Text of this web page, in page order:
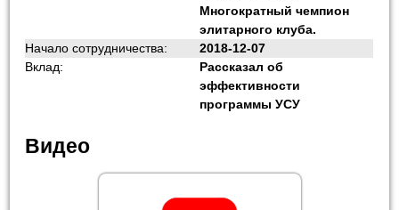
Многократный чемпион
элитарного клуба.
Начало сотрудничества:
2018-12-07
Вклад:
Рассказал об
эффективности
программы УСУ
Видео